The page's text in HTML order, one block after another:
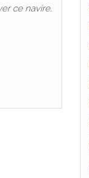
ce navire.